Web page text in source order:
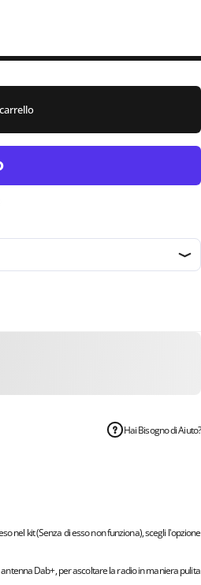
Hai Bisogno di Aiuto?
nel kit (Senza di esso non funziona), scegli l'opzione
Dab+, per ascoltare la radio in maniera pulita